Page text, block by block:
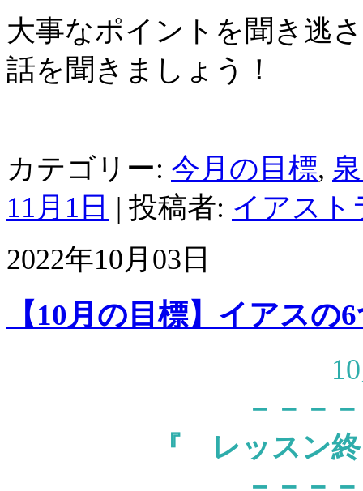
大事なポイントを聞き逃
話を聞きましょう！
カテゴリー: 今月の目標,
11月1日 | 投稿者: イアスト
2022年10月03日
【10月の目標】イアスの
－－－
『
レッスン